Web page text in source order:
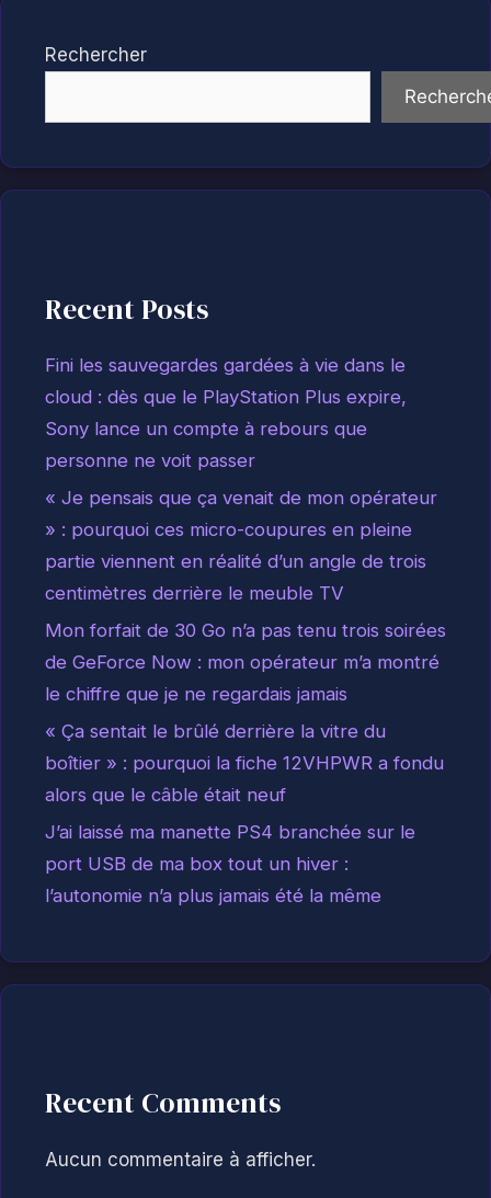
Rechercher
Recent Posts
Fini les sauvegardes gardées à vie dans le
cloud : dès que le PlayStation Plus expire,
Sony lance un compte à rebours que
personne ne voit passer
« Je pensais que ça venait de mon opérateur
» : pourquoi ces micro-coupures en pleine
partie viennent en réalité d’un angle de trois
centimètres derrière le meuble TV
Mon forfait de 30 Go n’a pas tenu trois soirées
de GeForce Now : mon opérateur m’a montré
le chiffre que je ne regardais jamais
« Ça sentait le brûlé derrière la vitre du
boîtier » : pourquoi la fiche 12VHPWR a fondu
alors que le câble était neuf
J’ai laissé ma manette PS4 branchée sur le
port USB de ma box tout un hiver :
l’autonomie n’a plus jamais été la même
Recent Comments
Aucun commentaire à afficher.